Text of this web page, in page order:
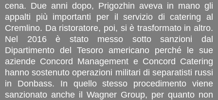
cena. Due anni dopo, Prigozhin aveva in mano gli
appalti più importanti per il servizio di catering al
Cremlino. Da ristoratore, poi, si è trasformato in altro.
Nel 2016 è stato messo sotto sanzioni dal
Dipartimento del Tesoro americano perché le sue
aziende Concord Management e Concord Catering
hanno sostenuto operazioni militari di separatisti russi
in Donbass. In quello stesso procedimento viene
sanzionato anche il Wagner Group, per quanto non